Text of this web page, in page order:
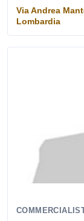
Via Andrea
Lombardia